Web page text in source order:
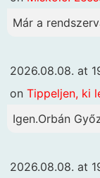
Már a
2026.08.08. at
on Tippeljen, ki
Igen.Orbán
2026.08.08. at